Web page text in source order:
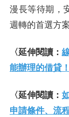
漫長等待期，
週轉的首選方案
〈延伸閱讀：
能辦理的借貸！
〈延伸閱讀：
申請條件、流